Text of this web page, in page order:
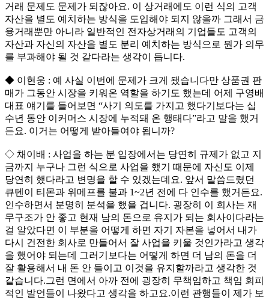
거래 문제도 문제가 되잖아요. 이 상거래에도 이런 식의 고객
자산을 별도 예치하는 방식을 도입해야 되지 않을까 그래서 금
융거래뿐만 아니라 일반적인 전자상거래의 기업들도 고객의
자산과 자신의 자산을 별도 분리 예치하는 방식으로 뭔가 의무
를 부과해야 될 것 같다라는 생각이 듭니다.
◆ 이현웅 : 예 사실 이번에 문제가 크게 됐습니다만 상품권 판
매가 그동안 시장을 키워온 역할을 하기도 했는데 어제 구영배
대표 얘기를 들어보면 “사기 의도를 가지고 했다기보다는 십
수년 동안 이커머스 시장에 누적돼 온 행태다”라고 말을 했거
든요. 이거는 어떻게 받아들여야 됩니까?
◇ 채이배 : 사업을 하는 분 입장에서는 당연히 규제가 없고 지
금까지 누구나 그런 식으로 사업을 했기 때문에 자신도 이제
당연히 했다라고 변명을 할 수 있겠는데요. 앞서 말씀드렸던
큐텐이 티몬과 위메프를 불과 1~2년 전에 다 인수를 했거든요.
인수하면서 분명히 분석을 했을 겁니다. 굉장히 이 회사는 재
무구조가 안 좋고 현재 남의 돈으로 유지가 되는 회사이다라는
걸 알았다면 이 부분을 어떻게 하면 자기 자본을 넣어서 내가
다시 건전한 회사로 만들어서 잘 사업을 키울 것인가라고 생각
을 했어야 되는데 그러기보다는 어떻게 하면 더 남의 돈을 더
잘 활용해서 내 돈 안 들이고 이것을 유지할까라고 생각한 것
같습니다.그런 면에서 아까 전에 굉장히 무책임하고 책임 회피
적인 발언들이 나왔다고 생각을 하고요.이런 관행들이 제가 보